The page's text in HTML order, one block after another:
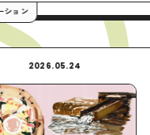
2026.05.24